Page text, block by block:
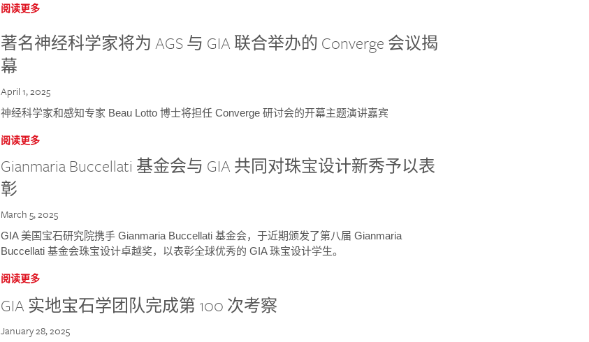
阅读更多
著名神经科学家将为 AGS 与 GIA 联合举办的 Converge 会议揭
幕
April 1, 2025
神经科学家和感知专家 Beau Lotto 博士将担任 Converge 研讨会的开幕主题演讲嘉宾
阅读更多
Gianmaria Buccellati 基金会与 GIA 共同对珠宝设计新秀予以表
彰
March 5, 2025
GIA 美国宝石研究院携手 Gianmaria Buccellati 基金会，于近期颁发了第八届 Gianmaria
Buccellati 基金会珠宝设计卓越奖，以表彰全球优秀的 GIA 珠宝设计学生。
阅读更多
GIA 实地宝石学团队完成第 100 次考察
January 28, 2025